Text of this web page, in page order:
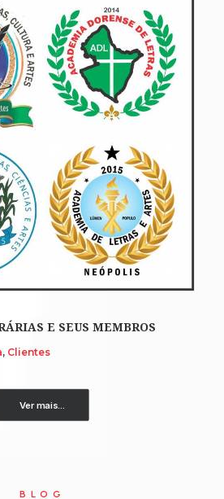
E SEUS MEMBROS
, Clientes
Ver mais...
BLOG